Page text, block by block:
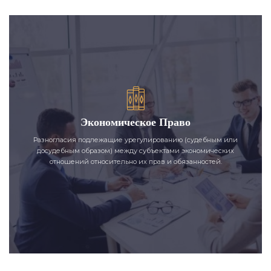
Экономическое Право
Разногласия подлежащие урегулированию (судебным или
досудебным образом) между субъектами экономических
отношений относительно их прав и обязанностей.